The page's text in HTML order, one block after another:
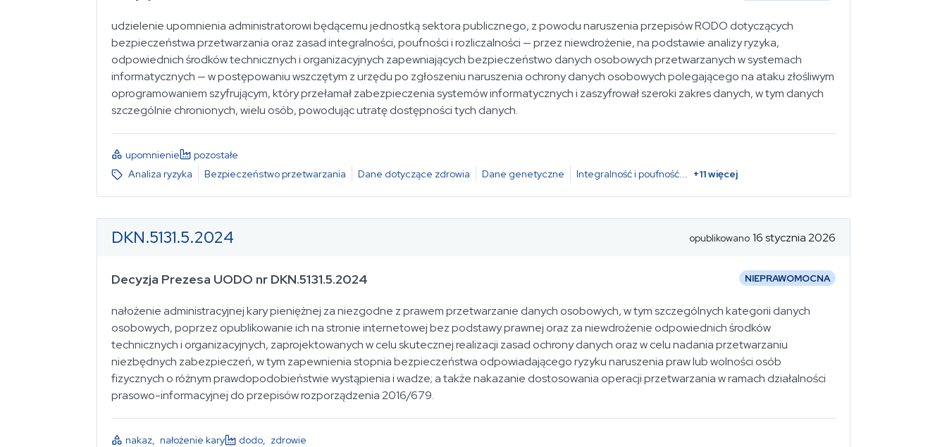
dane genetyczne
Rozporządzenie o Ochronie Danych Osobowych
wybierz...
wybierz...
udzielenie upomnienia administratorowi będącemu jednostką sektora publicznego, z powodu naruszenia przepisów RODO dotyczących
bezpieczeństwa przetwarzania oraz zasad integralności, poufności i rozliczalności — przez niewdrożenie, na podstawie analizy ryzyka,
odpowiednich środków technicznych i organizacyjnych zapewniających bezpieczeństwo danych osobowych przetwarzanych w systemach
informatycznych — w postępowaniu wszczętym z urzędu po zgłoszeniu naruszenia ochrony danych osobowych polegającego na ataku złośliwym
oprogramowaniem szyfrującym, który przełamał zabezpieczenia systemów informatycznych i zaszyfrował szeroki zakres danych, w tym danych
szczególnie chronionych, wielu osób, powodując utratę dostępności tych danych.
upomnienie
pozostałe
Analiza ryzyka
Bezpieczeństwo przetwarzania Dane dotyczące zdrowia Dane genetyczne Integralność i poufność... +11więcej
DKN.5131.5.2024 opublikowano 16 stycznia 2026
Decyzja Prezesa UODO nr DKN.5131.5.2024 NIEPRAWOMOCNA
nałożenie administracyjnej kary pieniężnej za niezgodne z prawem przetwarzanie danych osobowych, w tym szczególnych kategorii danych
osobowych, poprzez opublikowanie ich na stronie internetowej bez podstawy prawnej oraz za niewdrożenie odpowiednich środków
technicznych i organizacyjnych, zaprojektowanych w celu skutecznej realizacji zasad ochrony danych oraz w celu nadania przetwarzaniu
niezbędnych zabezpieczeń, w tym zapewnienia stopnia bezpieczeństwa odpowiadającego ryzyku naruszenia praw lub wolności osób
fizycznych o różnym prawdopodobieństwie wystąpienia i wadze; a także nakazanie dostosowania operacji przetwarzania w ramach działalności
prasowo-informacyjnej do przepisów rozporządzenia 2016/679.
nakaz, nałożenie kary dodo, zdrowie